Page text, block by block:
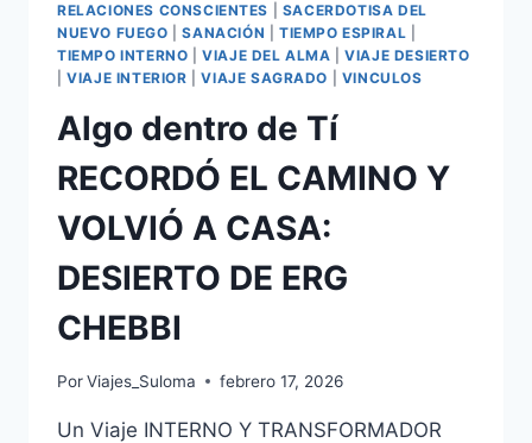
RELACIONES CONSCIENTES
SACERDOTISA DEL
NUEVO FUEGO |SANACIÓN TIEMPO ESPIRAL
TIEMPO INTERNO |VIAJE DEL ALMA |VIAJE DESIERTO
|VIAJE INTERIOR |VIAJE SAGRADO VINCULOS
Algo dentro de Tí
RECORDÓ EL CAMINO Y
VOLVIÓ A CASA:
DESIERTO DE ERG
CHEBBI
PorViajes_Suloma febrero 17, 2026
Un Viaje INTERNO Y TRANSFORMADOR